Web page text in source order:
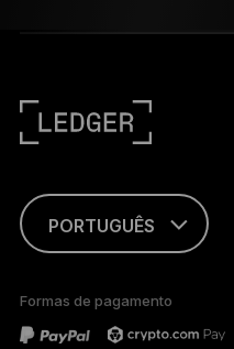
PORTUGUÊS
FRANÇAIS
Formas de pagamento